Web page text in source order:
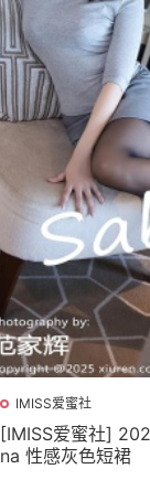
IMISS爱蜜社
[IMISS爱蜜社]
na 性感灰色短裙